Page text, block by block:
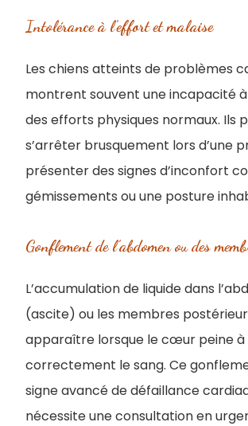
Intolérance à l’effort et malaise
Les chiens atteints de problèmes
montrent souvent une incapacité
des efforts physiques normaux. Ils
s’arrêter brusquement lors d’une
présenter des signes d’inconfort
gémissements ou une posture
Gonflement de l’abdomen ou des
L’accumulation de liquide dans
(ascite) ou les membres
apparaître lorsque le cœur peine
correctement le sang. Ce
signe avancé de défaillance
nécessite une consultation en